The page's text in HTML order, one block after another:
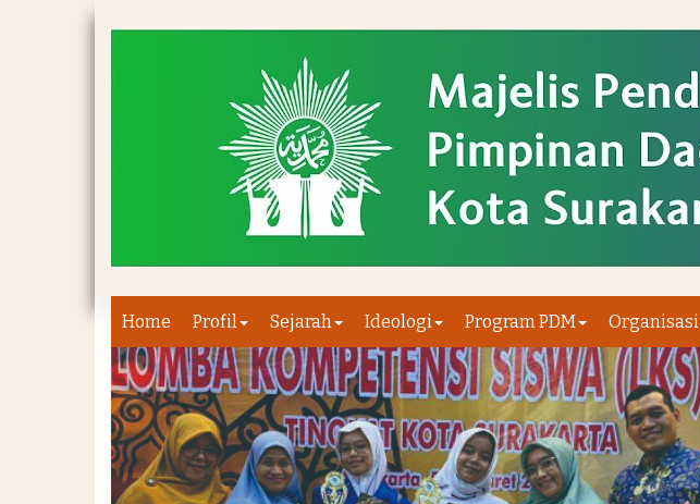
Home Profil Sejarah Ideologi Program PDM Organisasi